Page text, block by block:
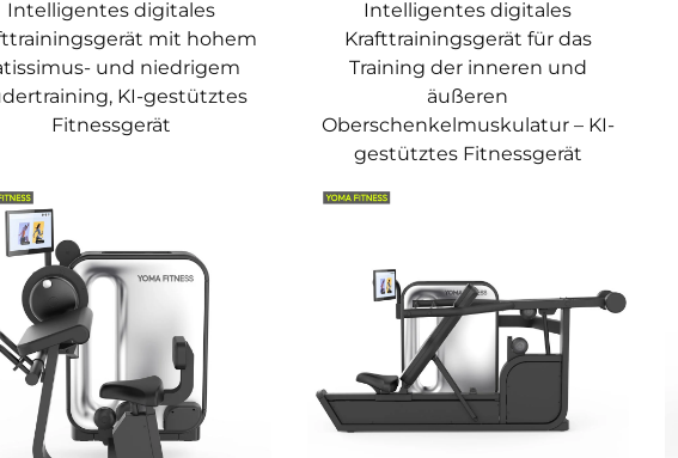
Intelligentes digitales
mit hohem
und niedrigem
KI-gestütztes
Fitnessgerät
Intelligentes digitales
Krafttrainingsgerät für das
Training der inneren und
äußeren
Oberschenkelmuskulatur – KI-
gestütztes Fitnessgerät